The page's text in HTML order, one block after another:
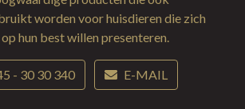
worden voor huisdieren die zich
hun best willen presenteren.
- 30 30 340 E-MAIL